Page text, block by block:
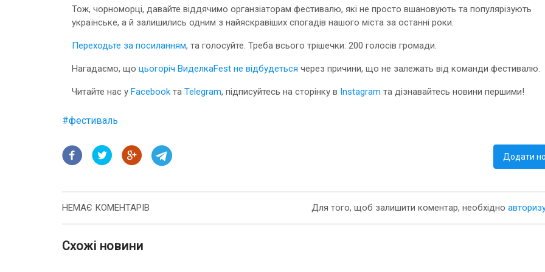
Тож, чорноморці, давайте віддячимо органзіаторам фестивалю, які не просто вшановують та популярізують
українське, а й залишились одним з найяскравіших спогадів нашого міста за останні роки.
Переходьте за посиланням, та голосуйте. Треба всього трішечки: 200 голосів громади.
Нагадаємо, що цьогоріч ВиделкаFest не відбудеться через причини, що не залежать від команди фестивалю.
Читайте нас у Facebook та Telegram, підписуйтесь на сторінку в Instagram та дізнавайтесь новини першими!
#фестиваль
Додати
НЕМАЄ КОМЕНТАРІВ Для того, щоб залишити коментар, необхідно
Схожі новини